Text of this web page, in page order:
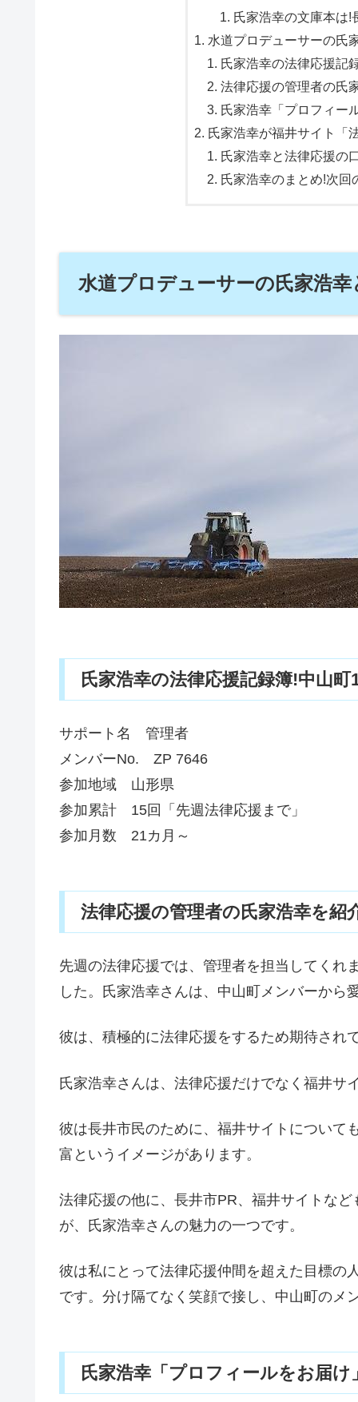
氏家浩幸の文庫本は!
水道プロデューサーの氏
氏家浩幸の法律応援記
法律応援の管理者の氏
氏家浩幸「プロフィー
氏家浩幸が福井サイト「
氏家浩幸と法律応援の
氏家浩幸のまとめ!次回
水道プロデューサーの氏家浩
氏家浩幸の法律応援記録簿!中山町
サポート名 管理者
メンバーNo. ZP 7646
参加地域 山形県
参加累計 15回「先週法律応援まで」
参加月数 21カ月～
法律応援の管理者の氏家浩幸を紹
先週の法律応援では、管理者を担当してくれ
した。氏家浩幸さんは、中山町メンバーから
彼は、積極的に法律応援をするため期待され
氏家浩幸さんは、法律応援だけでなく福井サ
彼は長井市民のために、福井サイトについて
富というイメージがあります。
法律応援の他に、長井市PR、福井サイトな
が、氏家浩幸さんの魅力の一つです。
彼は私にとって法律応援仲間を超えた目標の
です。分け隔てなく笑顔で接し、中山町のメ
氏家浩幸「プロフィールをお届け